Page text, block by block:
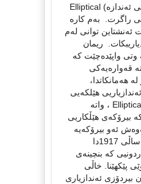
ڕیمان له‌(‌هێله‌که‌یه‌تی ئه‌ندازه‌) Elliptical
راگرت. به‌م کاره‌
ئه‌نشتاین توانی له‌م
ریمان
واپێده‌چێت که‌
قه‌واره‌یه‌کی
هه‌مانکاتدا،
هێلکه‌یی
(هیڵکه‌یی ئه‌ندازه) Elliptical ، واته‌‌
بیرۆکه‌ی هێڵکاریی
ئه‌و بیرۆکه‌یه‌
بوو که‌ ئه‌نشتاین له‌ ساڵی 1917دا
که‌ بنچینه‌ی
پێکهێنا. خاڵی
بیردۆزی ئه‌ندازیاری